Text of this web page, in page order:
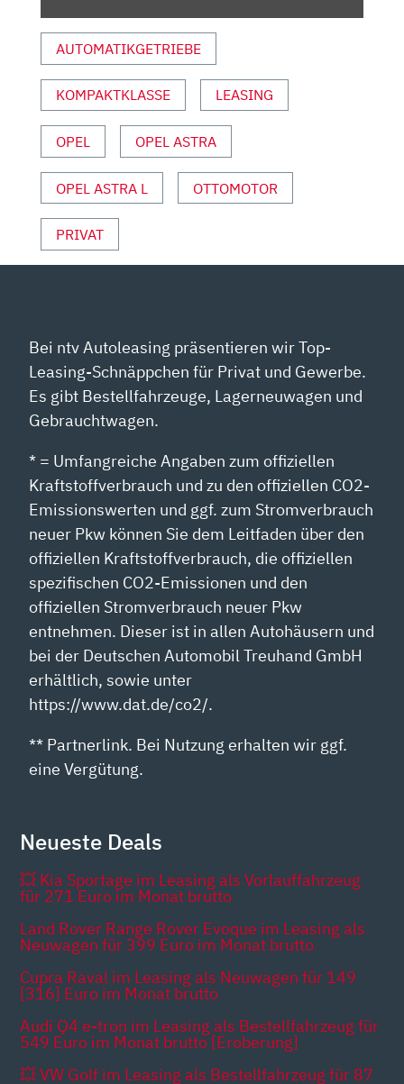
MOTOR
UND
SPORT“
VON
ANZEIGEN
AUTOMATIKGETRIEBE
KOMPAKTKLASSE LEASING
OPEL OPEL ASTRA
OPEL ASTRA L OTTOMOTOR
PRIVAT
Bei ntv Autoleasing präsentieren wir Top-
Leasing-Schnäppchen für Privat und Gewerbe.
Es gibt Bestellfahrzeuge, Lagerneuwagen und
Gebrauchtwagen.
* = Umfangreiche Angaben zum offiziellen
Kraftstoffverbrauch und zu den offiziellen CO2-
Emissionswerten und ggf. zum Stromverbrauch
neuer Pkw können Sie dem Leitfaden über den
offiziellen Kraftstoffverbrauch, die offiziellen
spezifischen CO2-Emissionen und den
offiziellen Stromverbrauch neuer Pkw
entnehmen. Dieser ist in allen Autohäusern und
bei der Deutschen Automobil Treuhand GmbH
erhältlich, sowie unter
https://www.dat.de/co2/.
** Partnerlink. Bei Nutzung erhalten wir ggf.
eine Vergütung.
Neueste Deals
💥 Kia Sportage im Leasing als Vorlauffahrzeug
für 271 Euro im Monat brutto
Land Rover Range Rover Evoque im Leasing als
Neuwagen für 399 Euro im Monat brutto
Cupra Raval im Leasing als Neuwagen für 149
[316] Euro im Monat brutto
Audi Q4 e-tron im Leasing als Bestellfahrzeug für
549 Euro im Monat brutto [Eroberung]
💥 VW Golf im Leasing als Bestellfahrzeug für 87